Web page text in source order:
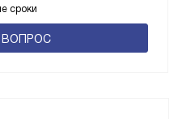
сроки
ВОПРОС